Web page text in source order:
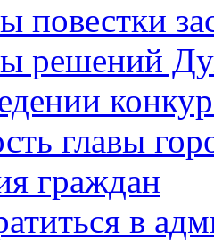
повестки
решений
главы
граждан
в